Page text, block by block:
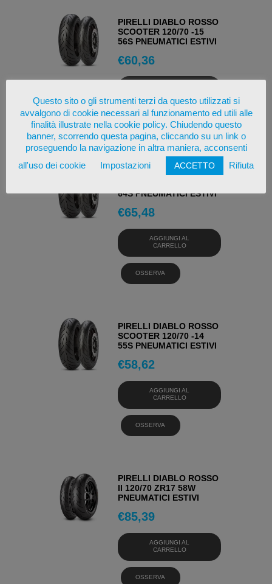
PIRELLI DIABLO ROSSO
SCOOTER 120/70 -15
56S PNEUMATICI ESTIVI
€60,36
OSSERVA
PIRELLI DIABLO ROSSO
64S PNEUMATICI ESTIVI
€65,48
AGGIUNGI AL
CARRELLO
OSSERVA
PIRELLI DIABLO ROSSO
SCOOTER 120/70 -14
55S PNEUMATICI ESTIVI
€58,62
AGGIUNGI AL
CARRELLO
OSSERVA
PIRELLI DIABLO ROSSO
II 120/70 ZR17 58W
PNEUMATICI ESTIVI
€85,39
AGGIUNGI AL
CARRELLO
OSSERVA
Questo sito o gli strumenti terzi da questo utilizzati si
avvalgono di cookie necessari al funzionamento ed utili alle
finalità illustrate nella cookie policy. Chiudendo questo
banner, scorrendo questa pagina, cliccando su un link o
proseguendo la navigazione in altra maniera, acconsenti
all'uso dei cookie
Impostazioni ACCETTO Rifiuta